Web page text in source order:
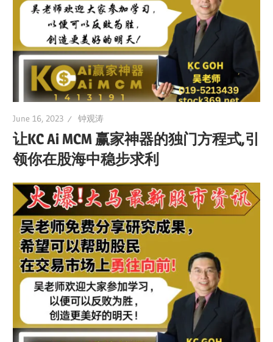
June 16, 2023 钟观涛
让KC Ai MCM 赢家神器的独门方程式,引
领你在股海中稳步求利